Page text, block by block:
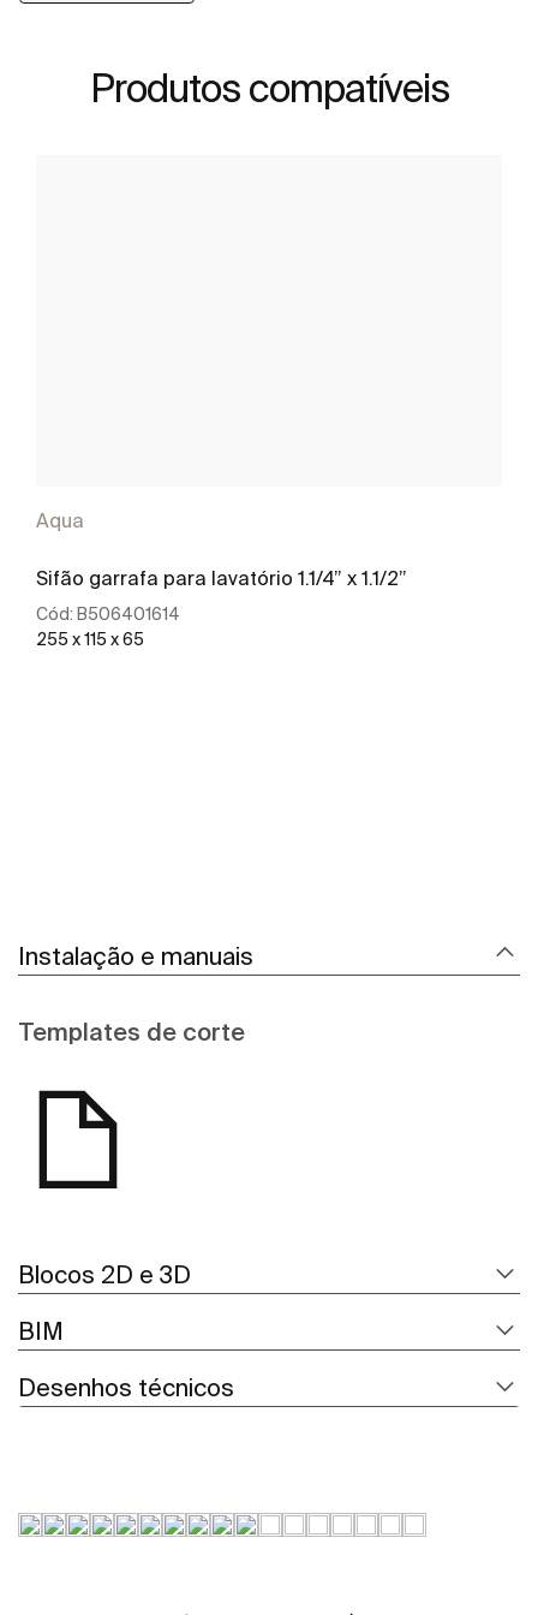
Produtos compatíveis
Aqua
Sifão garrafa para lavatório 1.1/4” x 1.1/2”
Cód: B506401614
255 x 115 x 65
Instalação e manuais
Templates de corte
Blocos 2D e 3D
BIM
Desenhos técnicos